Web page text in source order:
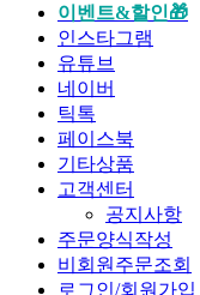
이벤트&할인🎁
인스타그램
유튜브
네이버
틱톡
페이스북
기타상품
고객센터
공지사항
주문양식작성
비회원주문조회
로그인/회원가입